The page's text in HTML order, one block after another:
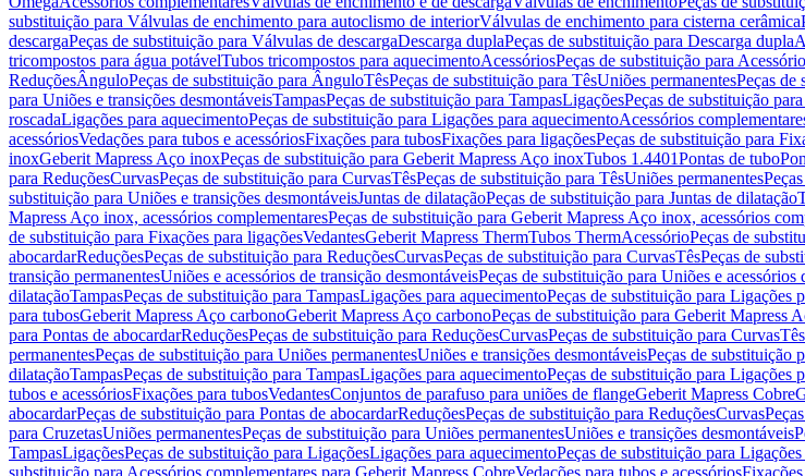
substituição para Válvulas de enchimento para autoclismo de interiorVálvulas de enchimento para cisterna cerâmica
descargaPeças de substituição para Válvulas de descargaDescarga duplaPeças de substituição para Descarga dupla
tricompostos para água potávelTubos tricompostos para aquecimentoAcessóriosPeças de substituição para
ReduçõesÂnguloPeças de substituição para ÂnguloTêsPeças de substituição para TêsUniões permanentesPeças de
para Uniões e transições desmontáveisTampasPeças de substituição para TampasLigaçõesPeças de substituição
roscadaLigações para aquecimentoPeças de substituição para Ligações para aquecimentoAcessórios
acessóriosVedações para tubos e acessóriosFixações para tubosFixações para ligaçõesPeças de substituição para
inoxGeberit Mapress Aço inoxPeças de substituição para Geberit Mapress Aço inoxTubos 1.4401Pontas de tubo
para ReduçõesCurvasPeças de substituição para CurvasTêsPeças de substituição para TêsUniões permanentes
substituição para Uniões e transições desmontáveisJuntas de dilataçãoPeças de substituição para Juntas de dilatação
Mapress Aço inox, acessórios complementaresPeças de substituição para Geberit Mapress Aço inox, acessórios
de substituição para Fixações para ligaçõesVedantesGeberit Mapress ThermTubos ThermAcessórioPeças de
abocardarReduçõesPeças de substituição para ReduçõesCurvasPeças de substituição para CurvasTêsPeças de
transição permanentesUniões e acessórios de transição desmontáveisPeças de substituição para Uniões e acessórios
dilataçãoTampasPeças de substituição para TampasLigações para aquecimentoPeças de substituição para Ligações
para tubosGeberit Mapress Aço carbonoGeberit Mapress Aço carbonoPeças de substituição para Geberit Mapress
para Pontas de abocardarReduçõesPeças de substituição para ReduçõesCurvasPeças de substituição para CurvasTês
permanentesPeças de substituição para Uniões permanentesUniões e transições desmontáveisPeças de substituição
dilataçãoTampasPeças de substituição para TampasLigações para aquecimentoPeças de substituição para Ligações
tubos e acessóriosFixações para tubosVedantesConjuntos de parafuso para uniões de flangeGeberit Mapress Cobre
abocardarPeças de substituição para Pontas de abocardarReduçõesPeças de substituição para ReduçõesCurvas
para CruzetasUniões permanentesPeças de substituição para Uniões permanentesUniões e transições desmontáveis
TampasLigaçõesPeças de substituição para LigaçõesLigações para aquecimentoPeças de substituição para
substituição para Acessórios complementares para Geberit Mapress CobreVedações para tubos e acessórios